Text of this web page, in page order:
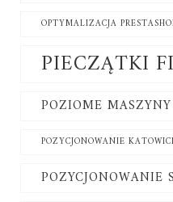
OPTYMALIZACJA
PIECZĄTKI
POZIOME
POZYCJONOWANIE
POZYCJONOWANIE